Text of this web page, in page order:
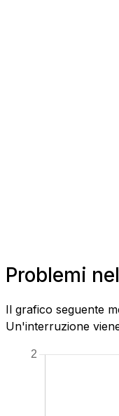
Problemi
Il grafico seguente
Un'interruzione